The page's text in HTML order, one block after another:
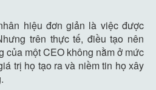
hiệu đơn giản là việc được
trên thực tế, điều tạo nên
của một CEO không nằm ở mức
trị họ tạo ra và niềm tin họ xây